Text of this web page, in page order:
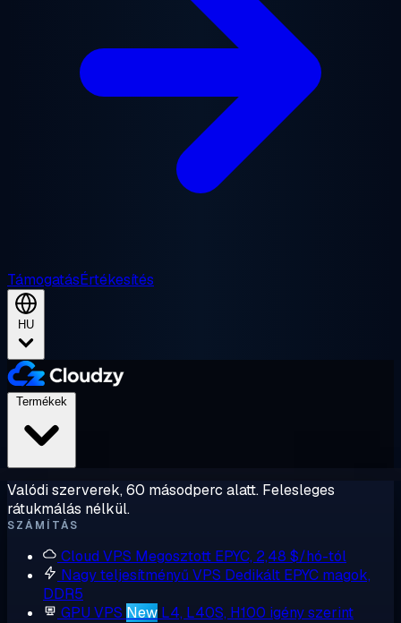
TámogatásÉrtékesítés
HU
Valódi szerverek, 60 másodperc alatt. Felesleges
rátukmálás nélkül.
SZÁMÍTÁS
Cloud VPS Megosztott EPYC, 2,48 $/hó-tól
Nagy teljesítményű VPS Dedikált EPYC magok,
DDR5
GPU VPS New L4, L40S, H100 igény szerint